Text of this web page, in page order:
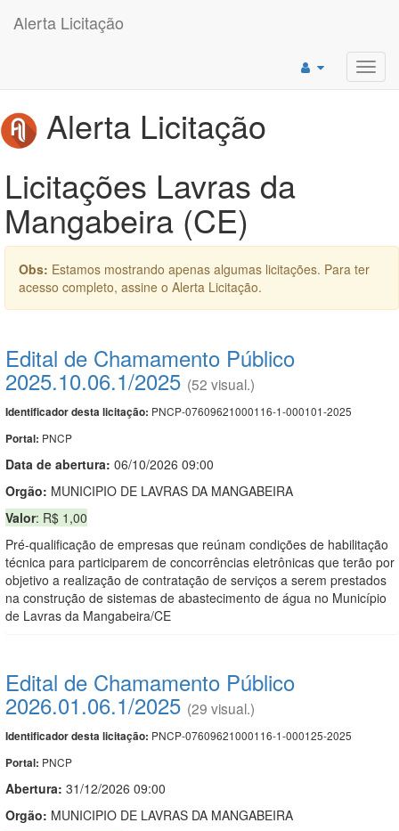
Alerta Licitação
Alerta Licitação
Licitações Lavras da
Mangabeira (CE)
Obs: Estamos mostrando apenas algumas licitações. Para ter
acesso completo, assine o Alerta Licitação.
Edital de Chamamento Público
2025.10.06.1/2025 (52 visual.)
Identificador desta licitação: PNCP-07609621000116-1-000101-2025
Portal: PNCP
Data de abertura: 06/10/2026 09:00
Orgão: MUNICIPIO DE LAVRAS DA MANGABEIRA
Valor: R$ 1,00
Pré-qualificação de empresas que reúnam condições de habilitação
técnica para participarem de concorrências eletrônicas que terão por
objetivo a realização de contratação de serviços a serem prestados
na construção de sistemas de abastecimento de água no Município
de Lavras da Mangabeira/CE
Edital de Chamamento Público
2026.01.06.1/2025 (29 visual.)
Identificador desta licitação: PNCP-07609621000116-1-000125-2025
Portal: PNCP
Abertura: 31/12/2026 09:00
Orgão: MUNICIPIO DE LAVRAS DA MANGABEIRA